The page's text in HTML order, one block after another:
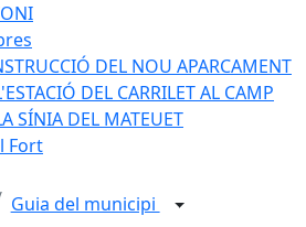
DEL NOU APARCAMENT
DEL CARRILET AL CAMP
SÍNIA DEL MATEUET
Fort
Guia del municipi